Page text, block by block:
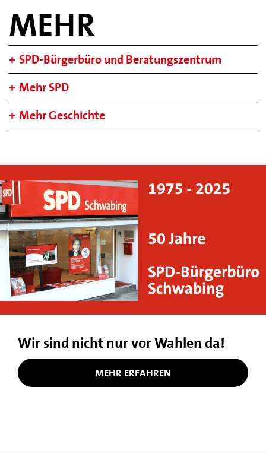
MEHR
SPD-Bürgerbüro und Beratungszentrum
Mehr SPD
Mehr Geschichte
Wir sind nicht nur vor Wahlen da!
MEHR ERFAHREN